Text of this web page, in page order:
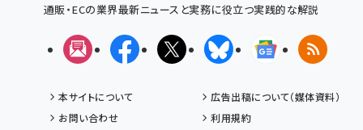
通販・ECの業界最新ニュースと実務に役立つ実践的な解説
メルマガFacebookX(エックス)BlueskyGoogleニュ
RSS
本サイトについて
広告出稿について（媒体資料）
お問い合わせ
利用規約